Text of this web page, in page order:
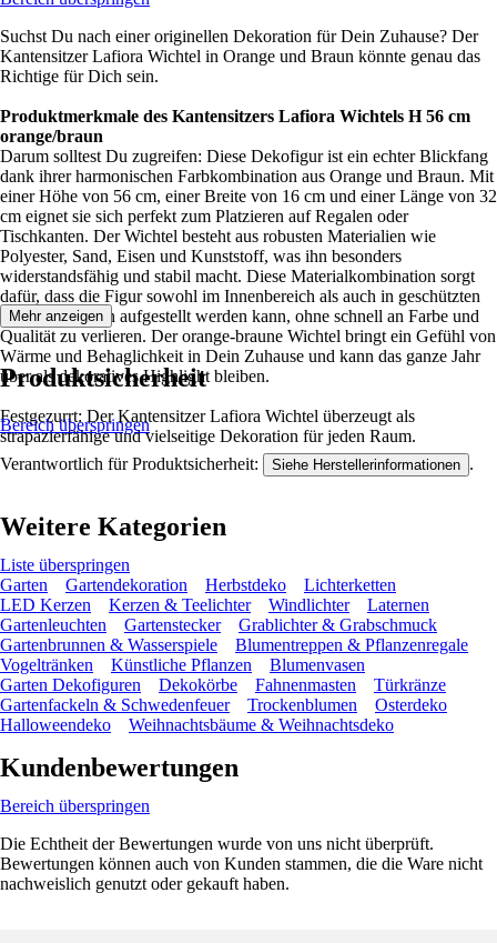
Suchst Du nach einer originellen Dekoration für Dein Zuhause? Der
Kantensitzer Lafiora Wichtel in Orange und Braun könnte genau das
Richtige für Dich sein.
Produktmerkmale des Kantensitzers Lafiora Wichtels H 56 cm
orange/braun
Darum solltest Du zugreifen: Diese Dekofigur ist ein echter Blickfang
dank ihrer harmonischen Farbkombination aus Orange und Braun. Mit
einer Höhe von 56 cm, einer Breite von 16 cm und einer Länge von 32
cm eignet sie sich perfekt zum Platzieren auf Regalen oder
Tischkanten. Der Wichtel besteht aus robusten Materialien wie
Polyester, Sand, Eisen und Kunststoff, was ihn besonders
widerstandsfähig und stabil macht. Diese Materialkombination sorgt
dafür, dass die Figur sowohl im Innenbereich als auch in geschützten
Außenbereichen aufgestellt werden kann, ohne schnell an Farbe und
Qualität zu verlieren. Der orange-braune Wichtel bringt ein Gefühl von
Wärme und Behaglichkeit in Dein Zuhause und kann das ganze Jahr
über als dekoratives Highlight bleiben.
Festgezurrt: Der Kantensitzer Lafiora Wichtel überzeugt als
strapazierfähige und vielseitige Dekoration für jeden Raum.
Mehr anzeigen
Produktsicherheit
Bereich überspringen
Verantwortlich für Produktsicherheit: Siehe Herstellerinformationen .
Weitere Kategorien
Liste überspringen
Garten
Gartendekoration Herbstdeko
Lichterketten
LED Kerzen
Kerzen & Teelichter Windlichter
Laternen
Gartenleuchten
Gartenstecker
Grablichter & Grabschmuck
Gartenbrunnen & Wasserspiele
Blumentreppen & Pflanzenregale
Vogeltränken
Künstliche Pflanzen
Blumenvasen
Garten Dekofiguren
Dekokörbe Fahnenmasten
Türkränze
Gartenfackeln & Schwedenfeuer
Trockenblumen
Osterdeko
Halloweendeko
Weihnachtsbäume & Weihnachtsdeko
Kundenbewertungen
Bereich überspringen
Die Echtheit der Bewertungen wurde von uns nicht überprüft.
Bewertungen können auch von Kunden stammen, die die Ware nicht
nachweislich genutzt oder gekauft haben.